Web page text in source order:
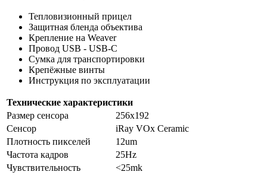
Тепловизионный прицел
Защитная бленда объектива
Крепление на Weaver
Провод USB - USB-C
Сумка для транспортировки
Крепёжные винты
Инструкция по эксплуатации
Технические характеристики
Размер сенсора
256x192
Сенсор
iRay VOx Ceramic
Плотность пикселей
12um
Частота кадров
25Hz
Чувствительность
<25mk